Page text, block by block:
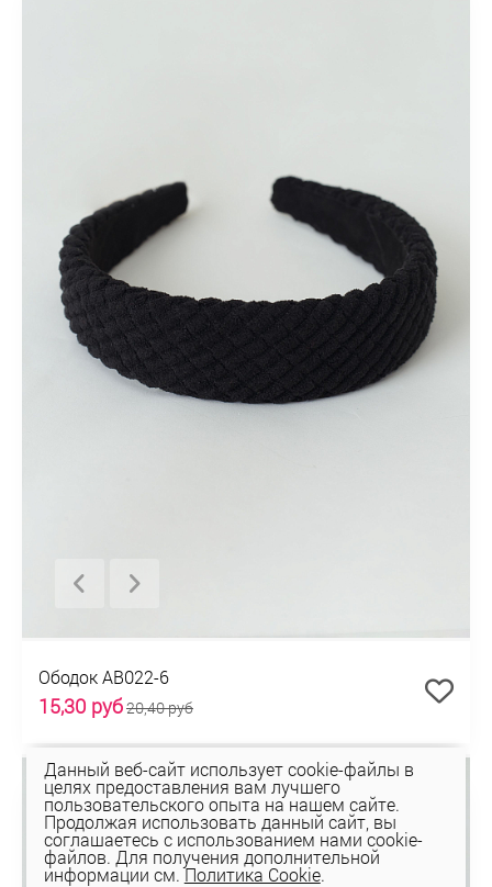
Ободок AB022-6
15,30 руб20,40 руб
СКИДКА 25%
Данный веб-сайт использует cookie-файлы в
целях предоставления вам лучшего
пользовательского опыта на нашем сайте.
Продолжая использовать данный сайт, вы
соглашаетесь с использованием нами cookie-
файлов. Для получения дополнительной
информации см.Политика Cookie.